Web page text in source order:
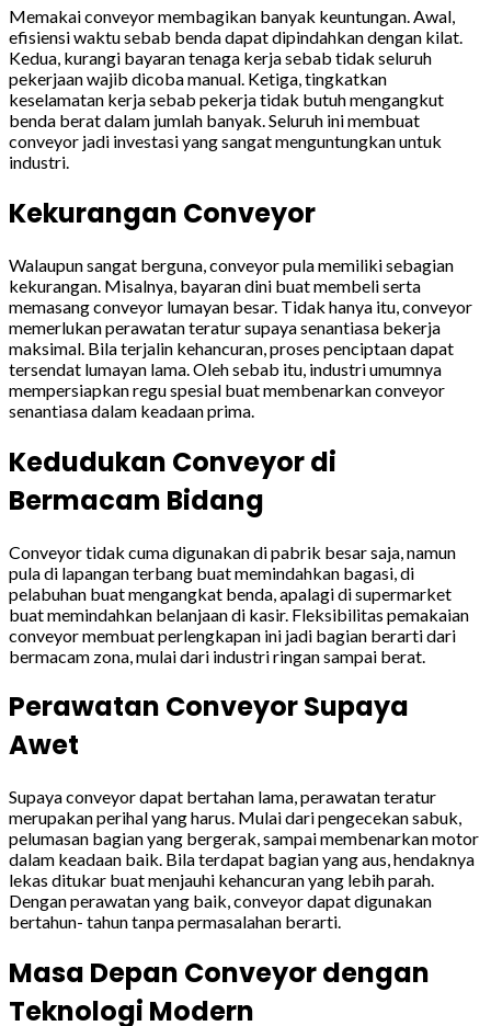
Memakai conveyor membagikan banyak keuntungan. Awal,
efisiensi waktu sebab benda dapat dipindahkan dengan kilat.
Kedua, kurangi bayaran tenaga kerja sebab tidak seluruh
pekerjaan wajib dicoba manual. Ketiga, tingkatkan
keselamatan kerja sebab pekerja tidak butuh mengangkut
benda berat dalam jumlah banyak. Seluruh ini membuat
conveyor jadi investasi yang sangat menguntungkan untuk
industri.
Kekurangan Conveyor
Walaupun sangat berguna, conveyor pula memiliki sebagian
kekurangan. Misalnya, bayaran dini buat membeli serta
memasang conveyor lumayan besar. Tidak hanya itu, conveyor
memerlukan perawatan teratur supaya senantiasa bekerja
maksimal. Bila terjalin kehancuran, proses penciptaan dapat
tersendat lumayan lama. Oleh sebab itu, industri umumnya
mempersiapkan regu spesial buat membenarkan conveyor
senantiasa dalam keadaan prima.
Kedudukan Conveyor di
Bermacam Bidang
Conveyor tidak cuma digunakan di pabrik besar saja, namun
pula di lapangan terbang buat memindahkan bagasi, di
pelabuhan buat mengangkat benda, apalagi di supermarket
buat memindahkan belanjaan di kasir. Fleksibilitas pemakaian
conveyor membuat perlengkapan ini jadi bagian berarti dari
bermacam zona, mulai dari industri ringan sampai berat.
Perawatan Conveyor Supaya
Awet
Supaya conveyor dapat bertahan lama, perawatan teratur
merupakan perihal yang harus. Mulai dari pengecekan sabuk,
pelumasan bagian yang bergerak, sampai membenarkan motor
dalam keadaan baik. Bila terdapat bagian yang aus, hendaknya
lekas ditukar buat menjauhi kehancuran yang lebih parah.
Dengan perawatan yang baik, conveyor dapat digunakan
bertahun- tahun tanpa permasalahan berarti.
Masa Depan Conveyor dengan
Teknologi Modern